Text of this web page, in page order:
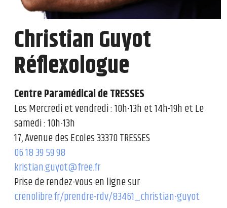
Christian Guyot
Réflexologue
Centre Paramédical de TRESSES
Les Mercredi et vendredi : 10h-13h et 14h-19h et Le
samedi : 10h-13h
17, Avenue des Ecoles 33370 TRESSES
06 18 39 59 98
kristian.guyot@free.fr
Prise de rendez-vous en ligne sur
crenolibre.fr/prendre-rdv/83461_christian-guyot